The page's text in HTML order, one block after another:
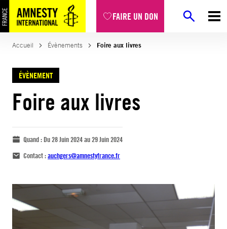
FAIRE UN DON
Accueil Évènements Foire aux livres
ÉVÈNEMENT
Foire aux livres
Quand :Du 28 Juin 2024 au 29 Juin 2024
Contact :auchgers@amnestyfrance.fr